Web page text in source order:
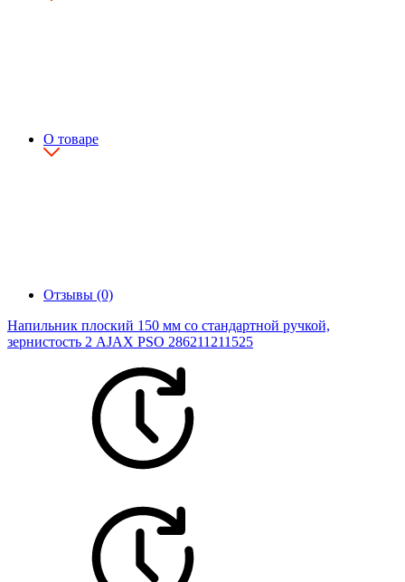
О товаре
Отзывы (0)
Напильник плоский 150 мм со стандартной ручкой,
зернистость 2 AJAX PSO 286211211525